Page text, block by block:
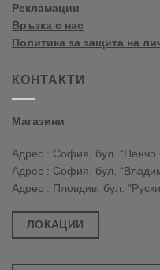
Рекламации
Връзка с нас
Политика за защита на
КОНТАКТИ
Магазини
Адрес : София, бул. “Пенчо
Адрес : София, бул.
Адрес : Пловдив, бул.
ЛОКАЦИИ